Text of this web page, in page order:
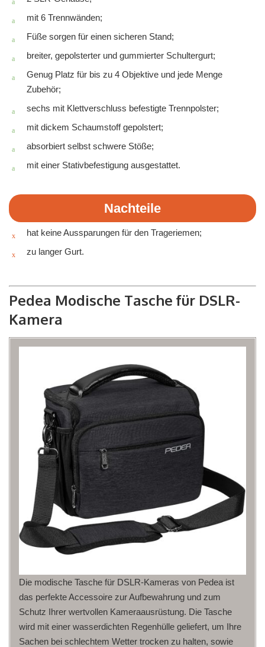
mit 6 Trennwänden;
Füße sorgen für einen sicheren Stand;
breiter, gepolsterter und gummierter Schultergurt;
Genug Platz für bis zu 4 Objektive und jede Menge
Zubehör;
sechs mit Klettverschluss befestigte Trennpolster;
mit dickem Schaumstoff gepolstert;
absorbiert selbst schwere Stöße;
mit einer Stativbefestigung ausgestattet.
Nachteile
hat keine Aussparungen für den Trageriemen;
zu langer Gurt.
Pedea Modische Tasche für DSLR-
Kamera
Die modische Tasche für DSLR-Kameras von Pedea ist
das perfekte Accessoire zur Aufbewahrung und zum
Schutz Ihrer wertvollen Kameraausrüstung. Die Tasche
wird mit einer wasserdichten Regenhülle geliefert, um Ihre
Sachen bei schlechtem Wetter trocken zu halten, sowie